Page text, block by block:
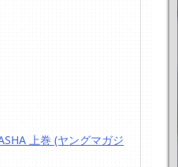
上巻 (ヤングマガジ